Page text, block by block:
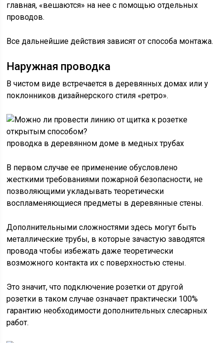
главная, «вешаются» на нее с помощью отдельных
проводов.
Все дальнейшие действия зависят от способа монтажа.
Наружная проводка
В чистом виде встречается в деревянных домах или у
поклонников дизайнерского стиля «ретро».
проводка в деревянном доме в медных трубах
В первом случае ее применение обусловлено
жесткими требованиями пожарной безопасности, не
позволяющими укладывать теоретически
воспламеняющиеся предметы в деревянные стены.
Дополнительными сложностями здесь могут быть
металлические трубы, в которые зачастую заводятся
провода чтобы избежать даже теоретически
возможного контакта их с поверхностью стены.
Это значит, что подключение розетки от другой
розетки в таком случае означает практически 100%
гарантию необходимости дополнительных слесарных
работ.